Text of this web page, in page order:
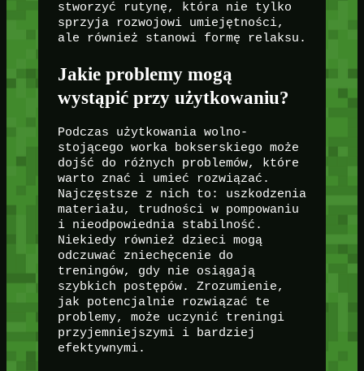
stworzyć rutynę, która nie tylko
sprzyja rozwojowi umiejętności,
ale również stanowi formę relaksu.
Jakie problemy mogą
wystąpić przy użytkowaniu?
Podczas użytkowania wolno-
stojącego worka bokserskiego może
dojść do różnych problemów, które
warto znać i umieć rozwiązać.
Najczęstsze z nich to: uszkodzenia
materiału, trudności w pompowaniu
i nieodpowiednia stabilność.
Niekiedy również dzieci mogą
odczuwać zniechęcenie do
treningów, gdy nie osiągają
szybkich postępów. Zrozumienie,
jak potencjalnie rozwiązać te
problemy, może uczynić treningi
przyjemniejszymi i bardziej
efektywnymi.